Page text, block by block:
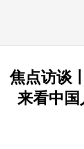
焦点访谈
来看中